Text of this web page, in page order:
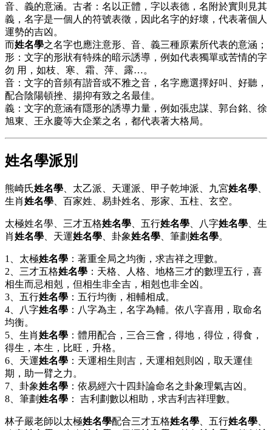
音、義的意涵。古者：名以正體，字以表德，名附於實則見其
義，名字是一個人的符號表徵，因此名字的好壞，代表著個人
運勢的吉凶。
而姓名學之名字也應注意形、音、義三種原素所代表的意涵；
形：文字的形狀有特殊的暗示誘導，例如代表獨單或苦情的字
勿 用，如枝、寒、霜、萍、露…。
音：文字的音頻有諧音或不雅之音，名字應選擇好叫、好聽，
配合陰陽頓挫、揚抑有致之名最佳。
義：文字的意涵有隱形的誘導力量，例如張忠謀、郭台銘、徐
旭東、王永慶等大企業之名，都代表著大格局。
姓名學派別
熊崎氏姓名學 、太乙派、天運派、甲子乾坤派、九宮姓名學
生肖姓名學 、百家姓、易卦姓名、形家、五柱、玄空。
太極姓名學、三才五格姓名學 、五行姓名學 、八字姓名學 、生
肖姓名學 、天運姓名學 、卦象姓名學 、筆劃姓名學。
1、太極姓名學 ：著重全局之均衡，求吉祥之理數。
2、三才五格姓名學 ：天格、人格、地格三才的數理五行，喜
相生而忌相剋，但相生非全吉，相剋也非全凶。
3、五行姓名學 ：五行均衡，相輔相成。
4、八字姓名學 ：八字為主，名字為輔。依八字喜用，取命名
均衡。
5、生肖姓名學 ：體用配合，三合三會，得地，得位，得食，
得生，本生，比旺，升格。
6、天運姓名學 ：天運相生則吉，天運相剋則凶，取天運佳
期，助一臂之力。
7、卦象姓名學 ：依易經六十四卦論命名之卦象理氣吉凶。
8、筆劃姓名學 ： 吉利劃數以相助，求吉利吉祥理數。
林子嚴老師以太極姓名學配合三才五格姓名學 、五行姓名學